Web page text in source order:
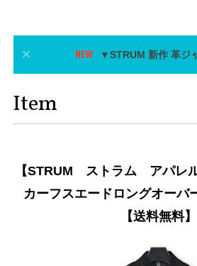
▼STRUM 新作 革ジ
Item
【STRUM ストラム アパレ
カーフスエードロングオーバ
【送料無料】